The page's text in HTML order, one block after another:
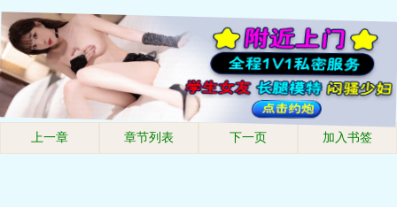
上一章 章节列表 下一页 加入书签